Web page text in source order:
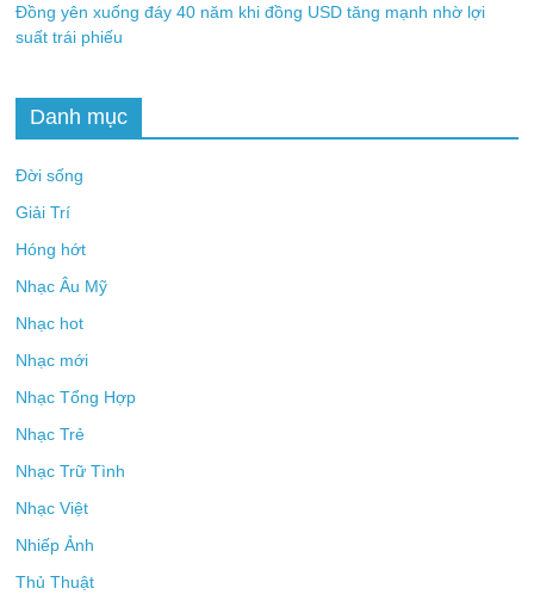
Đồng yên xuống đáy 40 năm khi đồng USD tăng mạnh nhờ lợi
suất trái phiếu
Danh mục
Đời sống
Giải Trí
Hóng hớt
Nhạc Âu Mỹ
Nhạc hot
Nhạc mới
Nhạc Tổng Hợp
Nhạc Trẻ
Nhạc Trữ Tình
Nhạc Việt
Nhiếp Ảnh
Thủ Thuật